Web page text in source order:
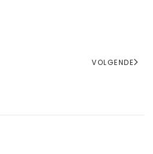
VOLGENDE